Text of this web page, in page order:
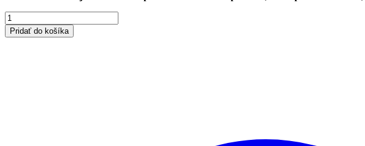
množstvo
Turboduchadlo
Peugeot
Pridať do košíka